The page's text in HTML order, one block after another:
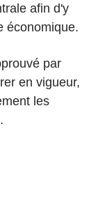
afin d'y
économique.
par
en vigueur,
les